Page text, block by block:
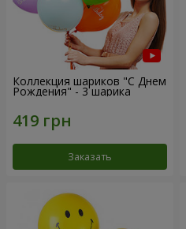
Коллекция шариков "С Днем
Рождения" - 3 шарика
Заказать